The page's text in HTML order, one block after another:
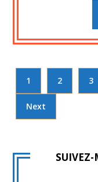
1 2 3
Next
SUIVEZ-